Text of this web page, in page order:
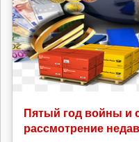
Пятый год войны и
рассмотрение